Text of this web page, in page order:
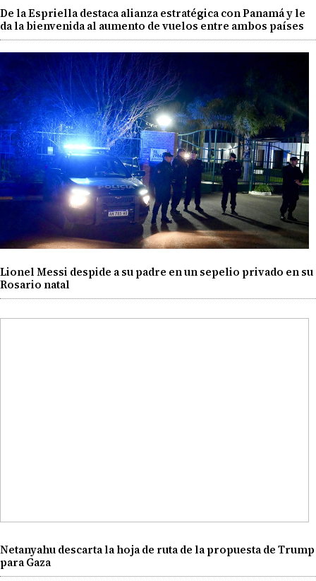
De la Espriella destaca alianza estratégica con Panamá y le
da la bienvenida al aumento de vuelos entre ambos países
Lionel Messi despide a su padre en un sepelio privado en su
Rosario natal
Netanyahu descarta la hoja de ruta de la propuesta de Trump
para Gaza